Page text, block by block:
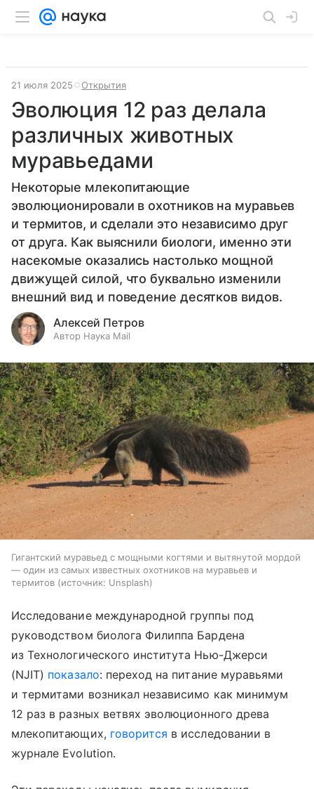
21 июля 2025 Открытия
Эволюция 12 раз делала
различных животных
муравьедами
Некоторые млекопитающие
эволюционировали в охотников на муравьев
и термитов, и сделали это независимо друг
от друга. Как выяснили биологи, именно эти
насекомые оказались настолько мощной
движущей силой, что буквально изменили
внешний вид и поведение десятков видов.
Алексей Петров
Автор Наука Mail
Гигантский муравьед с мощными когтями и вытянутой мордой
— один из самых известных охотников на муравьев и
термитов
источник: Unsplash
Исследование международной группы под
руководством биолога Филиппа Бардена
из Технологического института Нью-Джерси
(NJIT) показало: переход на питание муравьями
и термитами возникал независимо как минимум
12 раз в разных ветвях эволюционного древа
млекопитающих, говорится в исследовании в
журнале Evolution.